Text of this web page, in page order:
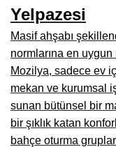
Çanakkale
Karabağlar
Aydın Mobilya
Bilecik Mobilyacılar,
Çorum Mobilyacılar,
Yelpazesi
Masif ahşabı
normlarına en
Mozilya, sadece ev
mekan ve kurumsal
sunan bütünsel bir
bir şıklık katan
bahçe oturma